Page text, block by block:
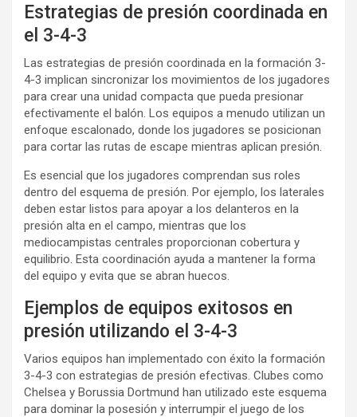
Estrategias de presión coordinada en
el 3-4-3
Las estrategias de presión coordinada en la formación 3-
4-3 implican sincronizar los movimientos de los jugadores
para crear una unidad compacta que pueda presionar
efectivamente el balón. Los equipos a menudo utilizan un
enfoque escalonado, donde los jugadores se posicionan
para cortar las rutas de escape mientras aplican presión.
Es esencial que los jugadores comprendan sus roles
dentro del esquema de presión. Por ejemplo, los laterales
deben estar listos para apoyar a los delanteros en la
presión alta en el campo, mientras que los
mediocampistas centrales proporcionan cobertura y
equilibrio. Esta coordinación ayuda a mantener la forma
del equipo y evita que se abran huecos.
Ejemplos de equipos exitosos en
presión utilizando el 3-4-3
Varios equipos han implementado con éxito la formación
3-4-3 con estrategias de presión efectivas. Clubes como
Chelsea y Borussia Dortmund han utilizado este esquema
para dominar la posesión y interrumpir el juego de los